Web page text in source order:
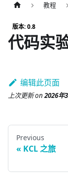
教程
版本: 0.8
代码实
编辑此页面
上次更新on2026年
Previous
KCL 之旅